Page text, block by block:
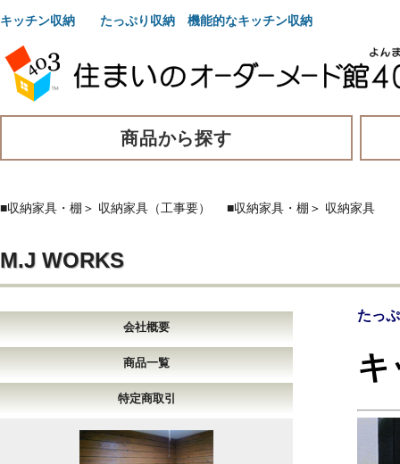
キッチン収納 たっぷり収納 機能的なキッチン収納
商品から探す
■収納家具・棚 ＞ 収納家具（工事要） ■収納家具・棚 ＞ 収納家具
M.J WORKS
会社概要
商品一覧
特定商取引
たっ
キ